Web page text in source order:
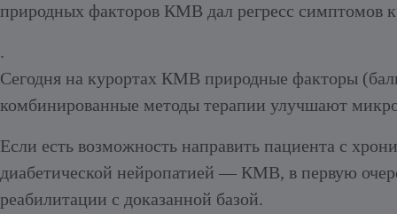
природных факторов КМВ дал регресс симптомов
.
Сегодня на курортах КМВ природные факторы
комбинированные методы терапии улучшают
Если есть возможность направить пациента с
диабетической нейропатией — КМВ, в первую
реабилитации с доказанной базой.